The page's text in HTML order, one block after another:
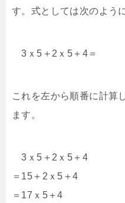
す。式としては次のよう
3ｘ5＋2ｘ5＋4＝
これを左から順番に計算
ます。
3ｘ5＋2ｘ5＋4
＝15＋2ｘ5＋4
＝17ｘ5＋4